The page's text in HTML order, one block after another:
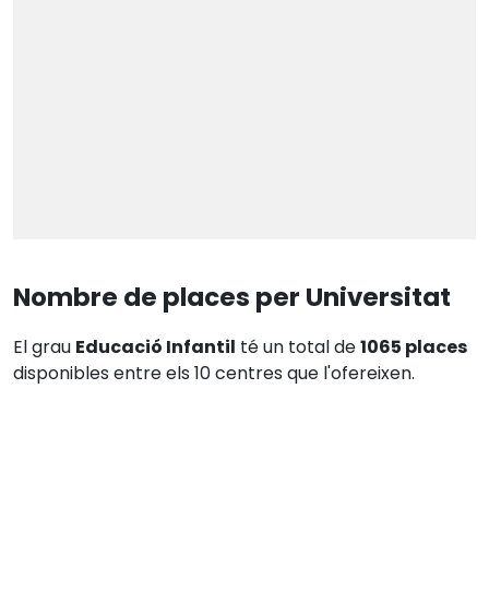
Nombre de places per Universitat
El grau Educació Infantil té un total de1065 places
disponibles entre els 10 centres que l'ofereixen.